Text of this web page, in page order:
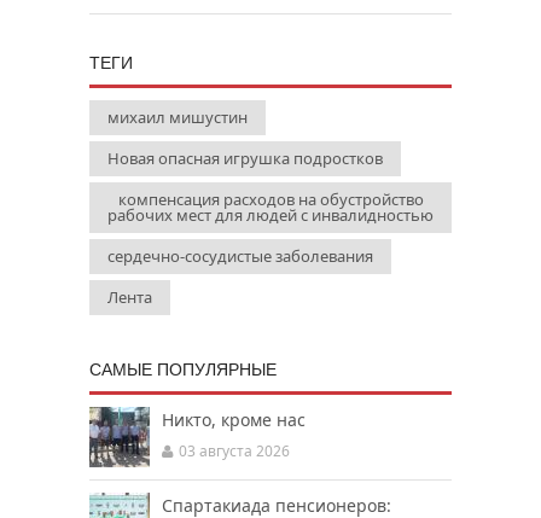
ТЕГИ
михаил мишустин
Новая опасная игрушка подростков
компенсация расходов на обустройство
рабочих мест для людей с инвалидностью
сердечно-сосудистые заболевания
Лента
САМЫЕ ПОПУЛЯРНЫЕ
Никто, кроме нас
03 августа 2026
Спартакиада пенсионеров: